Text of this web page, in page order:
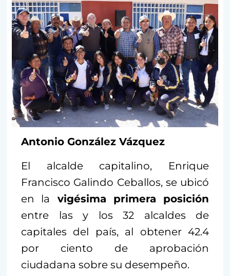
Antonio González Vázquez
El alcalde capitalino, Enrique
Francisco Galindo Ceballos, se ubicó
en la vigésima primera posición
entre las y los 32 alcaldes de
capitales del país, al obtener 42.4
por ciento de aprobación
ciudadana sobre su desempeño.